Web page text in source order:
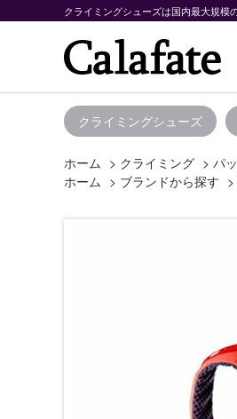
クライミングシューズは国内最大規模
クライミングシューズ
ホーム > クライミング > パ
ホーム > ブランドから探す >